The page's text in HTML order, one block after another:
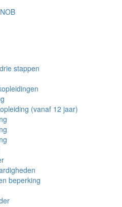
stappen
(vanaf 12 jaar)
beperking